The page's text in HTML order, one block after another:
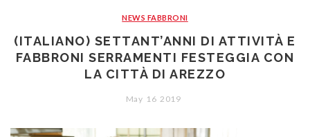
NEWS FABBRONI
(ITALIANO) SETTANT’ANNI DI ATTIVITÀ E
FABBRONI SERRAMENTI FESTEGGIA CON
LA CITTÀ DI AREZZO
May 16 2019